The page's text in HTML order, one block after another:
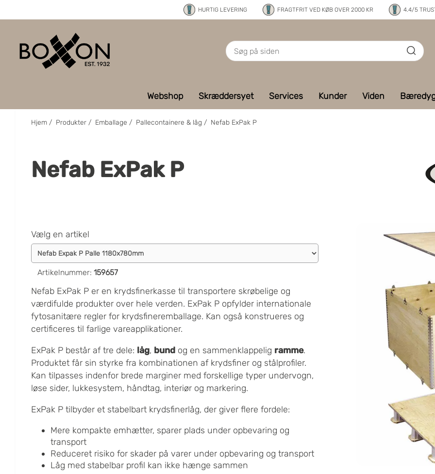
HURTIG LEVERING FRAGTFRIT VED KØB OVER 2000 KR 4.4/5
Webshop Skræddersyet Services Kunder Viden
Hjem / Produkter / Emballage / Pallecontainere & låg / Nefab ExPak P
Nefab ExPak P
Vælg en artikel
Artikelnummer: 159657
Nefab ExPak P er en krydsfinerkasse til transportere skrøbelige og
værdifulde produkter over hele verden. ExPak P opfylder internationale
fytosanitære regler for krydsfineremballage. Kan også konstrueres og
certificeres til farlige vareapplikationer.
ExPak P består af tre dele: låg, bund og en sammenklappelig ramme.
Produktet får sin styrke fra kombinationen af krydsfiner og stålprofiler.
Kan tilpasses indenfor brede marginer med forskellige typer undervogn,
løse sider, lukkesystem, håndtag, interiør og markering.
ExPak P tilbyder et stabelbart krydsfinerlåg, der giver flere fordele:
Mere kompakte emhætter, sparer plads under opbevaring og
transport
Reduceret risiko for skader på varer under opbevaring og transport
Låg med stabelbar profil kan ikke hænge sammen